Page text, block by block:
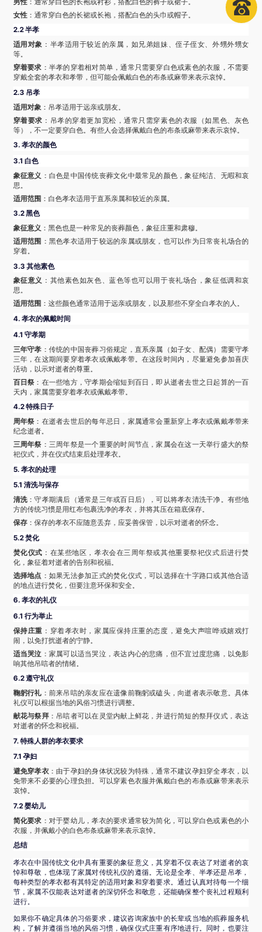
男性：通常穿白色的长袍或衬衫，搭配白色的裤子或裙子。
女性：通常穿白色的长裙或长袍，搭配白色的头巾或帽子。
2.2 半孝
适用对象 ：半孝适用于较近的亲属，如兄弟姐妹、侄子侄女、外甥外甥女
等。
穿着要求 ：半孝的穿着相对简单，通常只需要穿白色或素色的衣服，不需要
穿戴全套的孝衣和孝带，但可能会佩戴白色的布条或麻带来表示哀悼。
2.3 吊孝
适用对象 ：吊孝适用于远亲或朋友。
穿着要求 ：吊孝的穿着更加宽松，通常只需穿素色的衣服（如黑色、灰色
等），不一定要穿白色。有些人会选择佩戴白色的布条或麻带来表示哀悼。
3. 孝衣的颜色
3.1 白色
象征意义 ：白色是中国传统丧葬文化中最常见的颜色，象征纯洁、无暇和哀
思。
适用范围 ：白色孝衣适用于直系亲属和较近的亲属。
3.2 黑色
象征意义 ：黑色也是一种常见的丧葬颜色，象征庄重和肃穆。
适用范围 ：黑色孝衣适用于较远的亲属或朋友，也可以作为日常丧礼场合的
穿着。
3.3 其他素色
象征意义 ：其他素色如灰色、蓝色等也可以用于丧礼场合，象征低调和哀
思。
适用范围 ：这些颜色通常适用于远亲或朋友，以及那些不穿全白孝衣的人。
4. 孝衣的佩戴时间
4.1 守孝期
三年守孝 ：传统的中国丧葬习俗规定，直系亲属（如子女、配偶）需要守孝
三年，在这期间要穿着孝衣或佩戴孝带。在这段时间内，尽量避免参加喜庆
活动，以示对逝者的尊重。
百日祭 ：在一些地方，守孝期会缩短到百日，即从逝者去世之日起算的一百
天内，家属需要穿着孝衣或佩戴孝带。
4.2 特殊日子
周年祭 ：在逝者去世后的每年忌日，家属通常会重新穿上孝衣或佩戴孝带来
纪念逝者。
三周年祭 ：三周年祭是一个重要的时间节点，家属会在这一天举行盛大的祭
祀仪式，并在仪式结束后处理孝衣。
5. 孝衣的处理
5.1 清洗与保存
清洗 ：守孝期满后（通常是三年或百日后），可以将孝衣清洗干净。有些地
方的传统习惯是用红布包裹洗净的孝衣，并将其压在箱底保存。
保存：保存的孝衣不应随意丢弃，应妥善保管，以示对逝者的怀念。
5.2 焚化
焚化仪式 ：在某些地区，孝衣会在三周年祭或其他重要祭祀仪式后进行焚
化，象征着对逝者的告别和祝福。
选择地点 ：如果无法参加正式的焚化仪式，可以选择在十字路口或其他合适
的地点进行焚化，但要注意环保和安全。
6. 孝衣的礼仪
6.1 行为举止
保持庄重 ：穿着孝衣时，家属应保持庄重的态度，避免大声喧哗或嬉戏打
闹，以免打扰逝者的宁静。
适当哭泣 ：家属可以适当哭泣，表达内心的悲痛，但不宜过度悲痛，以免影
响其他吊唁者的情绪。
6.2 遵守礼仪
鞠躬行礼：前来吊唁的亲友应在遗像前鞠躬或磕头，向逝者表示敬意。具体
礼仪可以根据当地的风俗习惯进行调整。
献花与祭拜：吊唁者可以在灵堂内献上鲜花，并进行简短的祭拜仪式，表达
对逝者的怀念和祝福。
7. 特殊人群的孝衣要求
7.1 孕妇
避免穿孝衣：由于孕妇的身体状况较为特殊，通常不建议孕妇穿全孝衣，以
免带来不必要的心理负担。可以穿素色衣服并佩戴白色的布条或麻带来表示
哀悼。
7.2 婴幼儿
简化要求 ：对于婴幼儿，孝衣的要求通常较为简化，可以穿白色或素色的小
衣服，并佩戴小的白色布条或麻带来表示哀悼。
总结
孝衣在中国传统文化中具有重要的象征意义，其穿着不仅表达了对逝者的哀
悼和尊敬，也体现了家属对传统礼仪的遵循。无论是全孝、半孝还是吊孝，
每种类型的孝衣都有其特定的适用对象和穿着要求。通过认真对待每一个细
节，家属不仅能表达对逝者的深切怀念和敬意，还能确保整个丧礼过程顺利
进行。
如果你不确定具体的习俗要求，建议咨询家族中的长辈或当地的殡葬服务机
构，了解并遵循当地的风俗习惯，确保仪式庄重有序地进行。同时，也要注